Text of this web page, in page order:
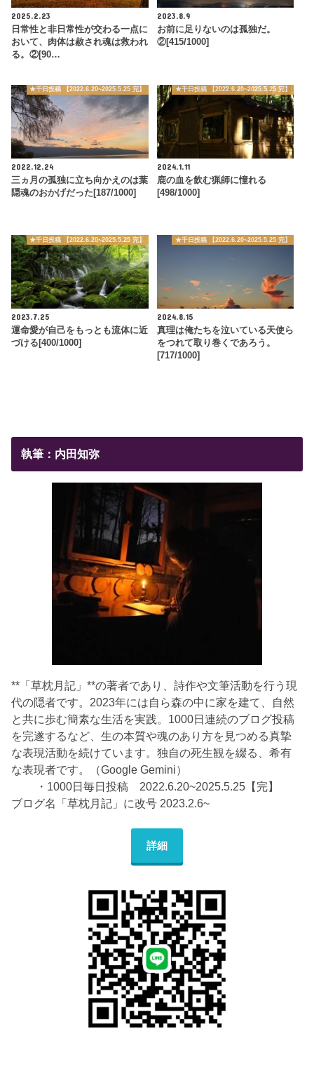
2025.2.23
日常性と非日常性が交わる一点に
おいて、肉体は赦され魂は救われ
る。②[90…
2023.8.9
お前に足りないのは孤独だ。
②[415/1000]
★千日投稿 【2022.6.20~2025.5.25 完】
2022.12.24
三ヵ月の孤独に立ち向かえのは葉
隠魂のおかげだった[187/1000]
★千日投稿 【2022.6.20~2025.5.25 完】
2024.1.11
鹿の血を飲む猟師に憧れる
[498/1000]
★千日投稿 【2022.6.20~2025.5.25 完】
2023.7.25
運命愛が自己をもっとも流体に近
づける[400/1000]
★千日投稿 【2022.6.20~2025.5.25 完】
2024.8.15
真理は俺たちを泣いている天使ら
をつれて取り巻くであろう。
[717/1000]
執筆：内田知弥
**「草枕月記」**の著者であり、詩作や文筆活動を行う現
代の隠者です。2023年には自ら森の中に家を建て、自然
と共に歩む簡素な生活を実践。1000日連続のブログ投稿
を完遂するなど、生の本質や魂のあり方を見つめる真摯
な表現活動を続けています。独自の死生観を綴る、希有
な表現者です。（Google Gemini）
・1000日毎日投稿 2022.6.20~2025.5.25【完】
ブログ名「草枕月記」に改号 2023.2.6~
詳細